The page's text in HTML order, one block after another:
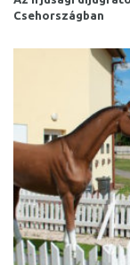
Csehországban